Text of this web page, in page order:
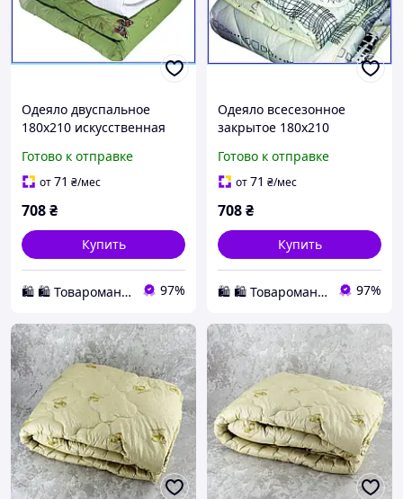
Одеяло двуспальное
180х210 искусственная
поликоттон всесезонное
теплое легкое Украина
Готово к отправке
от71 ₴/мес
708₴
Купить
🛍️ 🛍️ Товаромания 🛍️ 🛍️ 97%
Одеяло всесезонное
закрытое 180х210
шерсть поликоттон
двуспальное легкое
Готово к отправке
от71 ₴/мес
708₴
Купить
🛍️ 🛍️ Товаромания 🛍️ 🛍️ 97%